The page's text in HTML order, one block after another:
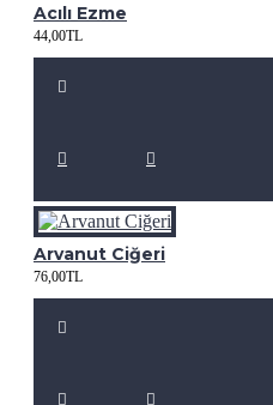
Acılı Ezme
44,00TL
Arvanut Ciğeri
76,00TL